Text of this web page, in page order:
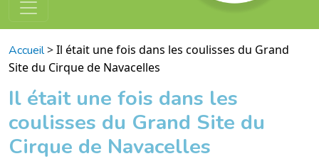
Accueil>Il était une fois dans les coulisses du Grand
Site du Cirque de Navacelles
Il était une fois dans les
coulisses du Grand Site du
Cirque de Navacelles